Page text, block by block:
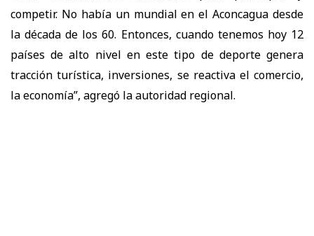
competir. No había un mundial en el Aconcagua desde
la década de los 60. Entonces, cuando tenemos hoy 12
países de alto nivel en este tipo de deporte genera
tracción turística, inversiones, se reactiva el comercio,
la economía”, agregó la autoridad regional.